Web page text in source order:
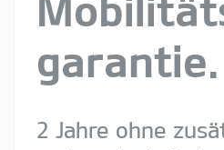
garantie.
2 Jahre ohne